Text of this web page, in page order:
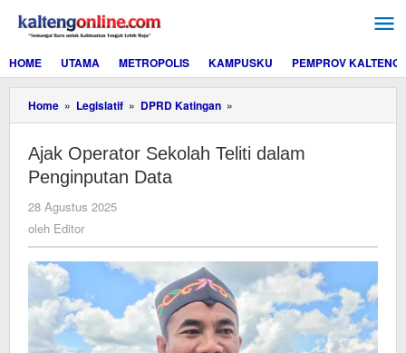
konten
HOME
UTAMA METROPOLIS KAMPUSKU PEMPROV KALTENG
Home » Legislatif » DPRD Katingan »
Operator
Teliti
Ajak Operator Sekolah Teliti dalam
Penginputan Data
28 Agustus 2025
oleh Editor